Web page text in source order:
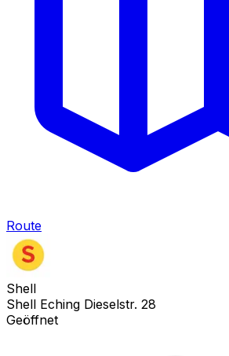
Route
Shell
Shell Eching Dieselstr. 28
Geöffnet